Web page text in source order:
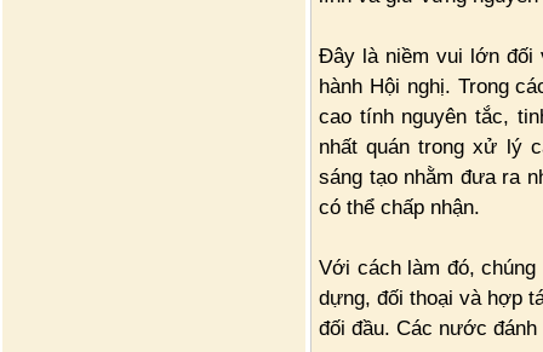
Đây là niềm vui lớn đối
hành Hội nghị. Trong
cao tính nguyên tắc,
nhất quán trong xử lý
sáng tạo nhằm đưa ra
có thể chấp nhận.
Với cách làm đó,
dựng, đối thoại và hợp
đối đầu. Các nước